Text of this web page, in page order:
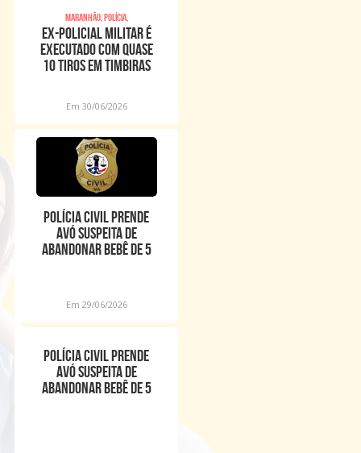
Maranhão, Polícia,
Ex-policial militar é
executado com quase
10 tiros em Timbiras
Em 30/06/2026
POLÍCIA CIVIL PRENDE
AVÓ SUSPEITA DE
ABANDONAR BEBÊ DE 5
Em 29/06/2026
POLÍCIA CIVIL PRENDE
AVÓ SUSPEITA DE
ABANDONAR BEBÊ DE 5